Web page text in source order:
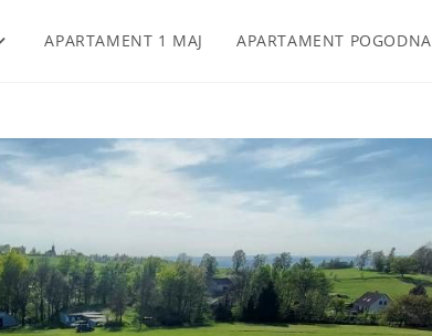
APARTAMENT 1 MAJ APARTAMENT POGODNA